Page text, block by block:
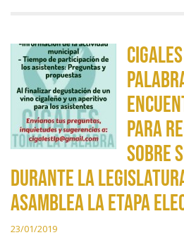
PARA
SOBRE
DURANTE LA
ASAMBLEA LA ETAPA
23/01/2019